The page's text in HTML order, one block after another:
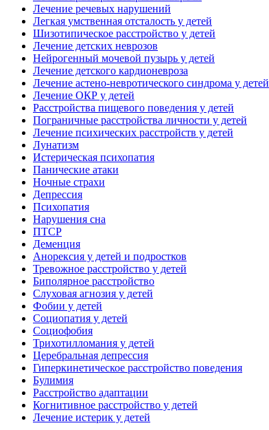
Лечение речевых нарушений
Легкая умственная отсталость у детей
Шизотипическое расстройство у детей
Лечение детских неврозов
Нейрогенный мочевой пузырь у детей
Лечение детского кардионевроза
Лечение астено-невротического синдрома у детей
Лечение ОКР у детей
Расстройства пищевого поведения у детей
Пограничные расстройства личности у детей
Лечение психических расстройств у детей
Лунатизм
Истерическая психопатия
Панические атаки
Ночные страхи
Депрессия
Психопатия
Нарушения сна
ПТСР
Деменция
Анорексия у детей и подростков
Тревожное расстройство у детей
Биполярное расстройство
Слуховая агнозия у детей
Фобии у детей
Социопатия у детей
Социофобия
Трихотилломания у детей
Церебральная депрессия
Гиперкинетическое расстройство поведения
Булимия
Расстройство адаптации
Когнитивное расстройство у детей
Лечение истерик у детей